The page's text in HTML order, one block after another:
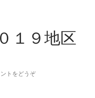
１９地区
トをどうぞ